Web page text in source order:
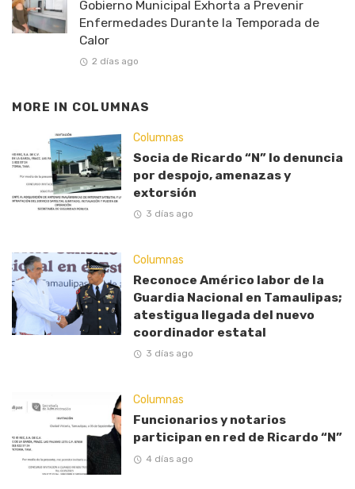
Gobierno Municipal Exhorta a Prevenir
Enfermedades Durante la Temporada de
Calor
2 días ago
MORE IN COLUMNAS
Columnas
Socia de Ricardo “N” lo denuncia
por despojo, amenazas y
extorsión
3 días ago
Columnas
Reconoce Américo labor de la
Guardia Nacional en Tamaulipas;
atestigua llegada del nuevo
coordinador estatal
3 días ago
Columnas
Funcionarios y notarios
participan en red de Ricardo “N”
4 días ago